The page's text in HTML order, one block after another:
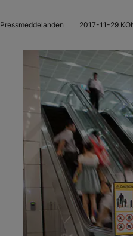
Pressmeddelanden 2017-11-29